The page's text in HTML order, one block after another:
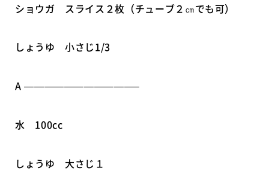
ショウガ スライス２枚（チューブ２㎝でも可）
しょうゆ 小さじ1/3
A ———————————–
水 100cc
しょうゆ 大さじ１